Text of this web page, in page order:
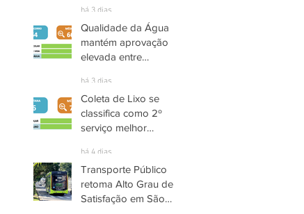
há 3 dias
Qualidade da Água
mantém aprovação
elevada entre
há 3 dias
Coleta de Lixo se
classifica como 2º
serviço melhor
de Parnaíba
há 4 dias
Transporte Público
retoma Alto Grau de
Satisfação em São